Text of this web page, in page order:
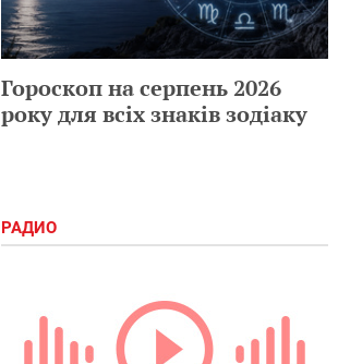
Гороскоп на серпень 2026
року для всіх знаків зодіаку
РАДИО